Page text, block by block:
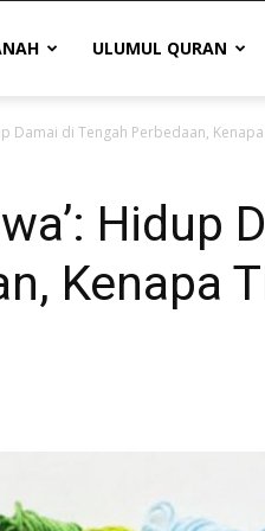
ULUMUL QURAN
Damai di Tengah Perbedaan,
Hidup
Kenapa